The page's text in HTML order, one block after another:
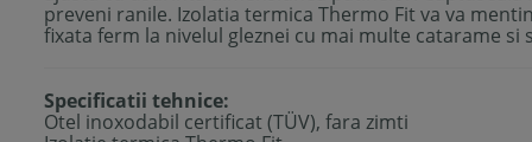
preveni ranile. Izolatia termica Thermo Fit va va
fixata ferm la nivelul gleznei cu mai multe catarame
Specificatii tehnice:
Otel inoxodabil certificat (TÜV), fara zimti